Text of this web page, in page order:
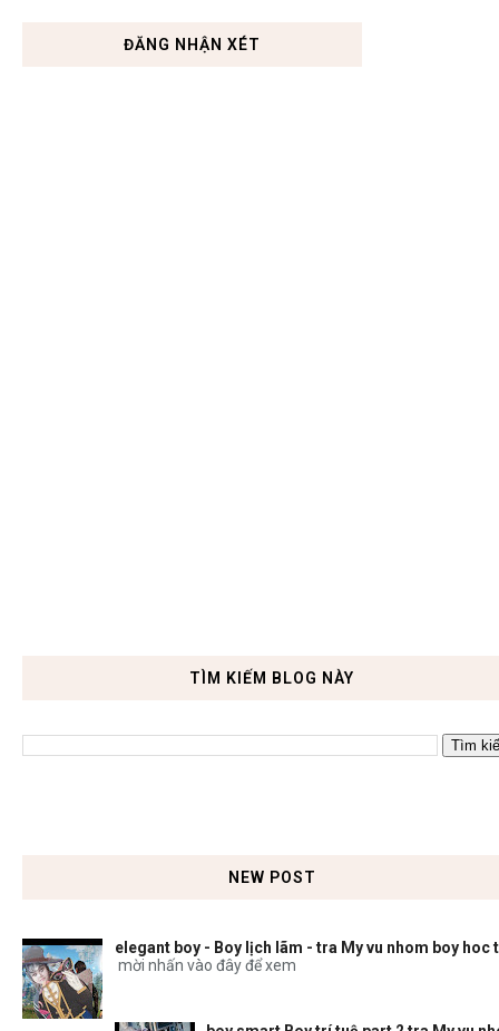
ĐĂNG NHẬN XÉT
TÌM KIẾM BLOG NÀY
NEW POST
elegant boy - Boy lịch lãm - tra My vu nhom boy hoc
mời nhấn vào đây để xem